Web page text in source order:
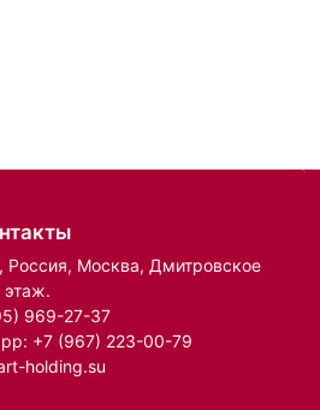
Россия, Москва, Дмитровское
969-27-37
+7 (967) 223-00-79
holding.su